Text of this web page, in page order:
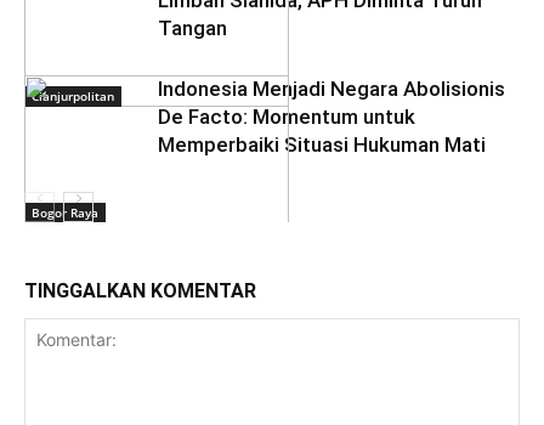
Cianjurpolitan
Bogor Raya
Tangan
Daerah
‎Indonesia Menjadi Negara Abolisionis
De Facto: Momentum untuk
Memperbaiki Situasi Hukuman Mati
TINGGALKAN KOMENTAR